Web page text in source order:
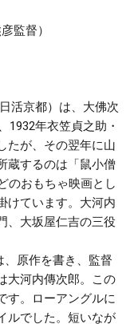
監督）
活京都）は、大佛次
1932年衣笠貞之助・
たが、その翌年に山
蔵するのは「鼠小僧
おもちゃ映画とし
けています。大河内
、大坂屋仁吉の三役
、原作を書き、監督
河内傳次郎。
この
す。ローアングルに
ルでした。短いなが